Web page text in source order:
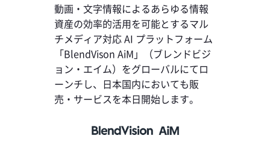
動画・文字情報によるあらゆる情報
資産の効率的活用を可能とするマル
チメディア対応 AI プラットフォーム
「BlendVison AiM」（ブレンドビジ
ョン・エイム）をグローバルにてロ
ーンチし、日本国内においても販
売・サービスを本日開始します。